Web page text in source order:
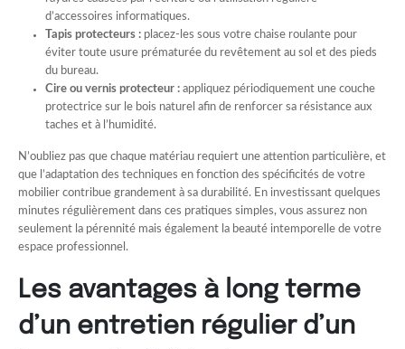
d’accessoires informatiques.
Tapis protecteurs :placez-les sous votre chaise roulante pour
éviter toute usure prématurée du revêtement au sol et des pieds
du bureau.
Cire ou vernis protecteur :appliquez périodiquement une couche
protectrice sur le bois naturel afin de renforcer sa résistance aux
taches et à l’humidité.
N’oubliez pas que chaque matériau requiert une attention particulière, et
que l’adaptation des techniques en fonction des spécificités de votre
mobilier contribue grandement à sa durabilité. En investissant quelques
minutes régulièrement dans ces pratiques simples, vous assurez non
seulement la pérennité mais également la beauté intemporelle de votre
espace professionnel.
Les avantages à long terme
d’un entretien régulier d’un